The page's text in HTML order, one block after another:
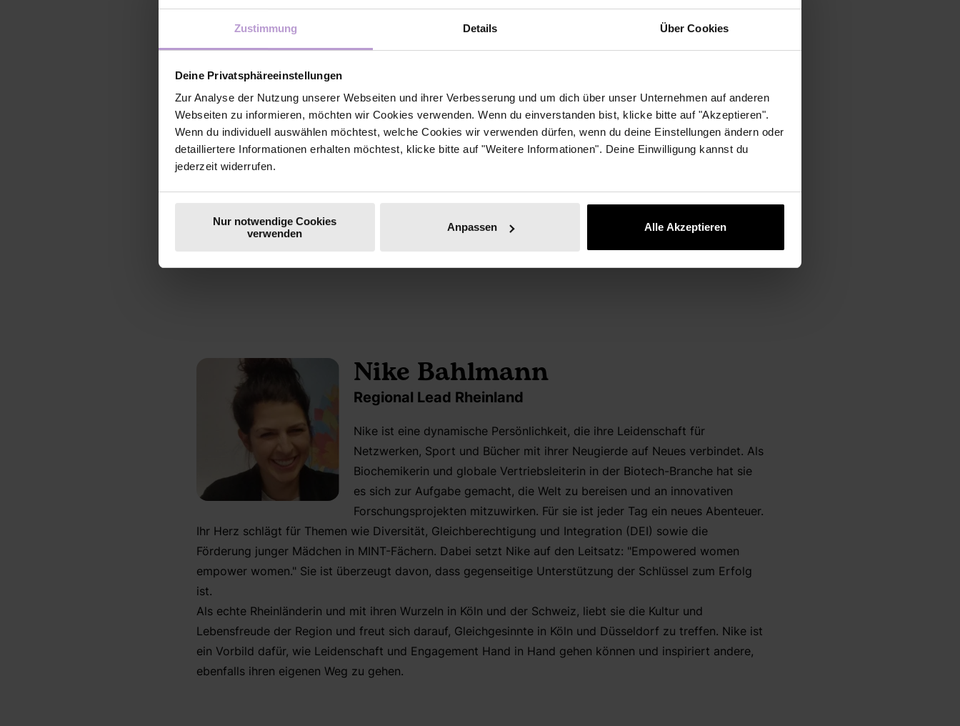
Zustimmung Details Über Cookies
Deine Privatsphäreeinstellungen
Zur Analyse der Nutzung unserer Webseiten und ihrer Verbesserung und um dich über unser Unternehmen auf anderen
Webseiten zu informieren, möchten wir Cookies verwenden. Wenn du einverstanden bist, klicke bitte auf "Akzeptieren".
Wenn du individuell auswählen möchtest, welche Cookies wir verwenden dürfen, wenn du deine Einstellungen ändern oder
detailliertere Informationen erhalten möchtest, klicke bitte auf "Weitere Informationen". Deine Einwilligung kannst du
jederzeit widerrufen.
Nur notwendige Cookies
verwenden
Anpassen Alle Akzeptieren
Strahlkraft. Und nehme sie mit, wo auch immer ich gerade Verbindungen stärke und erweitere, etwa im
Am richtigen Ort fühle ich mich dort, wo mich das Neue erwartet. Das ich erforschen, entdecken,
mitgestalten kann. Also auf Events, Vorträgen, Business-Festivals. Damals als langjährige
Marketingleiterin und -beraterin im Konzern, Mittelstand, Start-up. In genau der Reihenfolge.
entflammen, fiel mir leicht. Sie füreinander und ihre großartigen Ideen zu begeistern, ist bis heute meine
große Leidenschaft. Als Netzwerk-Strategin bringe ich zusammen, was gemeinsam noch stärker strahlt.
Nike Bahlmann
Regional Lead Rheinland
Nike ist eine dynamische Persönlichkeit, die ihre Leidenschaft für
Netzwerken, Sport und Bücher mit ihrer Neugierde auf Neues verbindet. Als
Biochemikerin und globale Vertriebsleiterin in der Biotech-Branche hat sie
es sich zur Aufgabe gemacht, die Welt zu bereisen und an innovativen
Forschungsprojekten mitzuwirken. Für sie ist jeder Tag ein neues Abenteuer.
Ihr Herz schlägt für Themen wie Diversität, Gleichberechtigung und Integration (DEI) sowie die
Förderung junger Mädchen in MINT-Fächern. Dabei setzt Nike auf den Leitsatz: "Empowered women
empower women." Sie ist überzeugt davon, dass gegenseitige Unterstützung der Schlüssel zum Erfolg
ist.
Als echte Rheinländerin und mit ihren Wurzeln in Köln und der Schweiz, liebt sie die Kultur und
Lebensfreude der Region und freut sich darauf, Gleichgesinnte in Köln und Düsseldorf zu treffen. Nike ist
ein Vorbild dafür, wie Leidenschaft und Engagement Hand in Hand gehen können und inspiriert andere,
ebenfalls ihren eigenen Weg zu gehen.